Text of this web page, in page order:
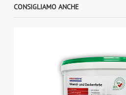
CONSIGLIAMO ANCHE